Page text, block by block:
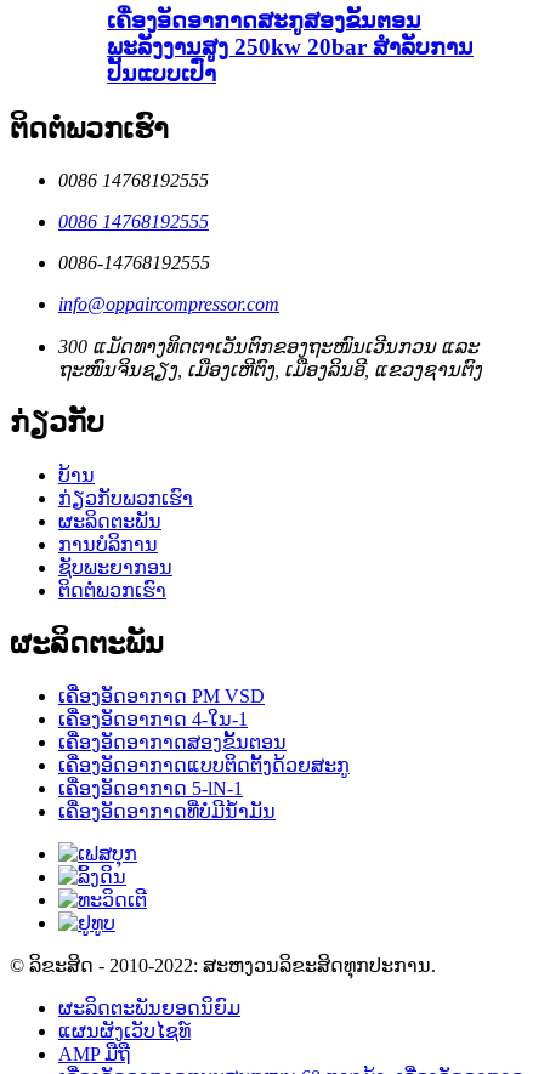
ເຄື່ອງອັດອາກາດສະກູສອງຂັ້ນຕອນ
ພະລັງງານສູງ 250kw 20bar ສຳລັບການ
ປັ້ນແບບເປົ່າ
ຕິດຕໍ່ພວກເຮົາ
0086 14768192555
0086 14768192555
0086-14768192555
info@oppaircompressor.com
300 ແມັດທາງທິດຕາເວັນຕົກຂອງຖະໜົນເວີນກວນ ແລະ
ຖະໜົນຈິນຊຽງ, ເມືອງເຫີຕົງ, ເມືອງລິນອີ, ແຂວງຊານຕົງ
ກ່ຽວກັບ
ບ້ານ
ກ່ຽວກັບພວກເຮົາ
ຜະລິດຕະພັນ
ການບໍລິການ
ຊັບພະຍາກອນ
ຕິດຕໍ່ພວກເຮົາ
ຜະລິດຕະພັນ
ເຄື່ອງອັດອາກາດ PM VSD
ເຄື່ອງອັດອາກາດ 4-ໃນ-1
ເຄື່ອງອັດອາກາດສອງຂັ້ນຕອນ
ເຄື່ອງອັດອາກາດແບບຕິດຕັ້ງດ້ວຍສະກູ
ເຄື່ອງອັດອາກາດ 5-lN-1
ເຄື່ອງອັດອາກາດທີ່ບໍ່ມີນ້ຳມັນ
© ລິຂະສິດ - 2010-2022: ສະຫງວນລິຂະສິດທຸກປະການ.
ຜະລິດຕະພັນຍອດນິຍົມ
ແຜນຜັງເວັບໄຊທ໌
AMP ມືຖື